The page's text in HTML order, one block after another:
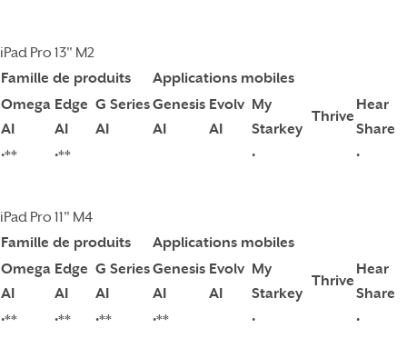
iPad Pro 13" M2
Famille de produits
Applications mobiles
Omega
AI
Edge
AI
G Series
AI
Genesis
AI
Evolv
AI
My
Starkey
Thrive
Hear
Share
•**
•** • •
iPad Pro 11" M4
Famille de produits
Applications mobiles
Omega
AI
Edge
AI
G Series
AI
Genesis
AI
Evolv
AI
My
Starkey
Thrive
Hear
Share
•**
•** •** •** • •